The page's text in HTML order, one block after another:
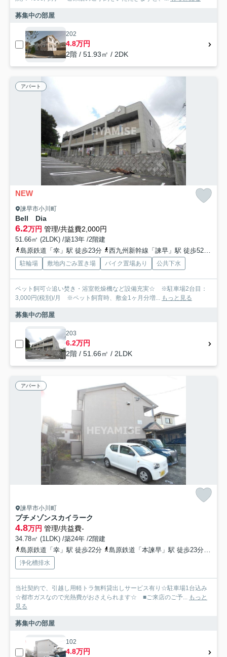
募集中の部屋
202
4.8万円
2階 / 51.93㎡ / 2DK
アパート
NEW
諫早市小川町
Bell Dia
6.2万円 管理/共益費2,000円
51.66㎡ (2LDK) /築13年 /2階建
島原鉄道「幸」駅 徒歩23分
西九州新幹線「諫早」駅 徒歩52分
駐輪場 敷地内ごみ置き場 バイク置場あり 公共下水
ペット飼可☆追い焚き・浴室乾燥機など設備充実☆ ※駐車場2台目：
3,000円(税別)/月 ※ペット飼育時、敷金1ヶ月分増... もっと見る
募集中の部屋
203
6.2万円
2階 / 51.66㎡ / 2LDK
アパート
諫早市小川町
プチメゾンスカイラーク
4.8万円 管理/共益費-
34.78㎡ (1LDK) /築24年 /2階建
島原鉄道「幸」駅 徒歩22分
島原鉄道「本諫早」駅 徒歩23分
浄化槽排水
当社契約で、引越し用軽トラ無料貸出しサービス有り☆駐車場1台込み
☆都市ガスなので光熱費がおさえられます☆ ■ご来店のご予... もっと
見る
募集中の部屋
102
4.8万円